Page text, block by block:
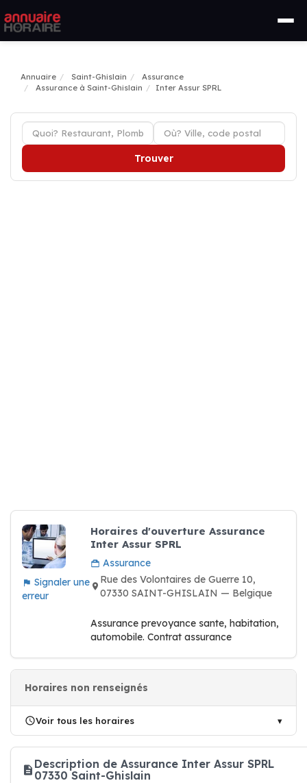
Annuaire Saint-Ghislain
Assurance
Assurance à Saint-Ghislain
Inter Assur SPRL
Trouver
Signaler une
erreur
Horaires d'ouverture Assurance
Inter Assur SPRL
Assurance
Rue des Volontaires de Guerre 10,
07330 SAINT-GHISLAIN — Belgique
Assurance prevoyance sante, habitation,
automobile. Contrat assurance
Horaires non renseignés
Voir tous les horaires
Description de Assurance Inter Assur SPRL
07330 Saint-Ghislain